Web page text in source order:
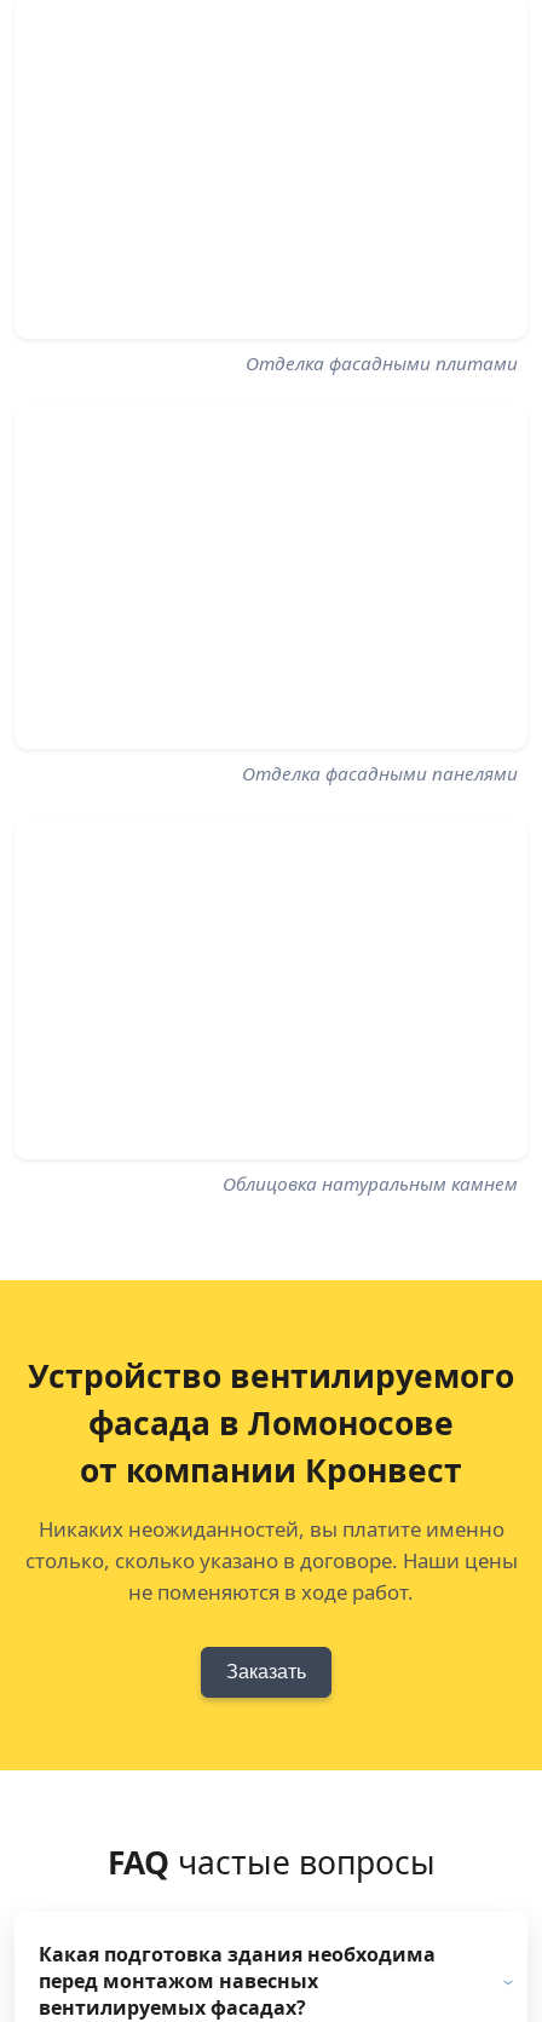
Отделка фасадными плитами
Отделка фасадными панелями
Облицовка натуральным камнем
Устройство вентилируемого
фасада в Ломоносове
от компании Кронвест
Никаких неожиданностей, вы платите именно
столько, сколько указано в договоре. Наши цены
не поменяются в ходе работ.
Заказать
FAQ частые вопросы
Какая подготовка здания необходима
перед монтажом навесных
вентилируемых фасадах?